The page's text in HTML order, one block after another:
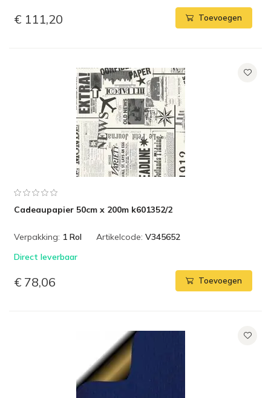
€ 111,20 Toevoegen
Cadeaupapier 50cm x 200m k601352/2
Verpakking: 1 Rol Artikelcode: V345652
Direct leverbaar
€ 78,06 Toevoegen